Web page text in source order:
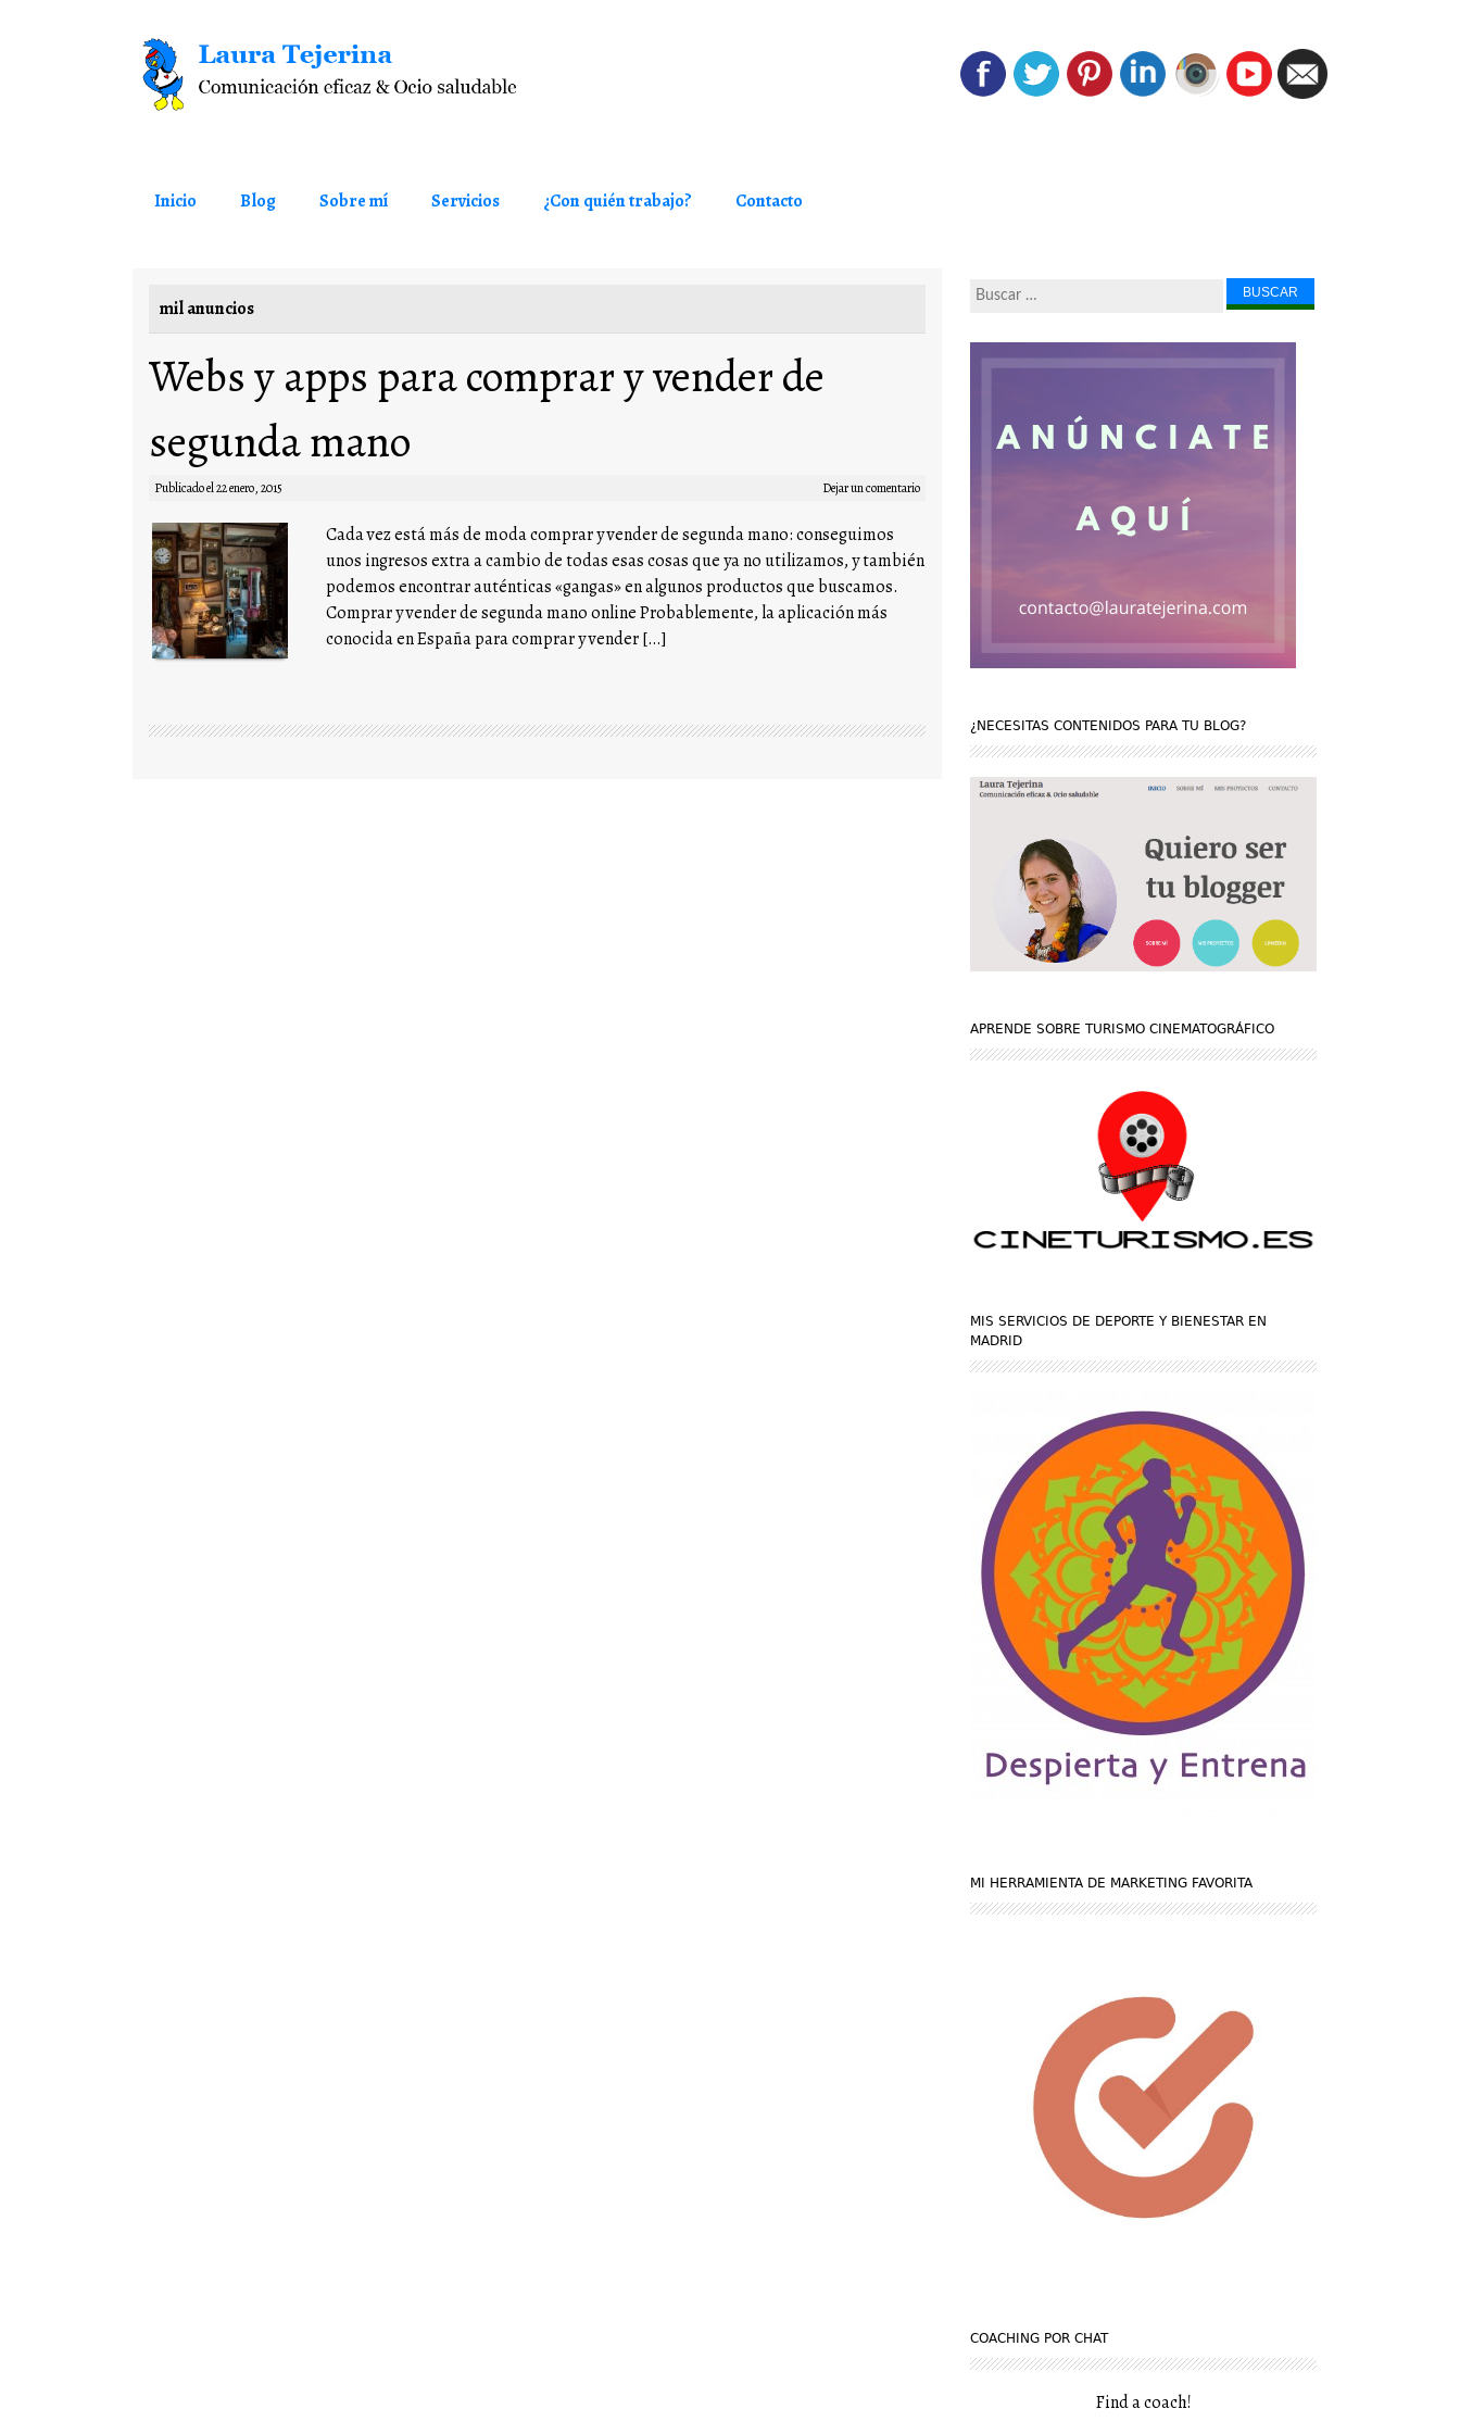
Saltar al contenido
Inicio Blog Sobre mí Servicios ¿Con quién trabajo? Contacto
mil anuncios
Webs y apps para comprar y vender de
segunda mano
Publicado el22 enero, 2015 Dejar un comentario
Cada vez está más de moda comprar y vender de segunda mano: conseguimos
unos ingresos extra a cambio de todas esas cosas que ya no utilizamos, y también
podemos encontrar auténticas «gangas» en algunos productos que buscamos.
Comprar y vender de segunda mano online Probablemente, la aplicación más
conocida en España para comprar y vender […]
Buscar...
¿NECESITAS CONTENIDOS PARA TU BLOG?
APRENDE SOBRE TURISMO CINEMATOGRÁFICO
MIS SERVICIOS DE DEPORTE Y BIENESTAR EN
MADRID
MI HERRAMIENTA DE MARKETING FAVORITA
COACHING POR CHAT
Find a coach!